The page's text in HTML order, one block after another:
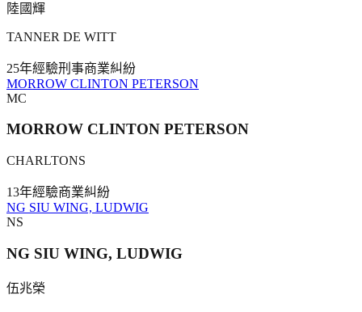
陸國輝
TANNER DE WITT
25年經驗刑事商業糾紛
MORROW CLINTON PETERSON
MC
MORROW CLINTON PETERSON
CHARLTONS
13年經驗商業糾紛
NG SIU WING, LUDWIG
NS
NG SIU WING, LUDWIG
伍兆榮